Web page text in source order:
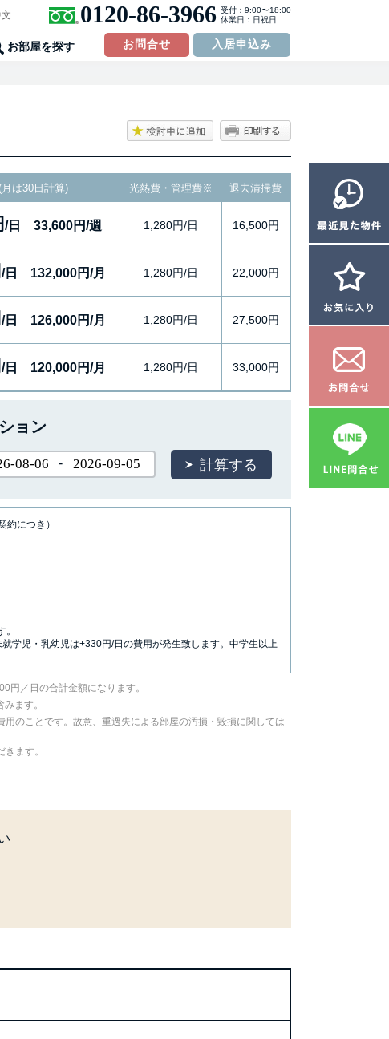
0120-86-3966 受付：9:00〜18:00
休業日：日祝日
お部屋を探す お問合せ 入居申込み
は30日計算) 光熱費・管理費※ 退去清掃費
/日 33,600円/週 1,280円/日 16,500円
/日 132,000円/月 1,280円/日 22,000円
/日 126,000円/月 1,280円/日 27,500円
/日 120,000円/月 1,280円/日 33,000円
ョン
-
約につき）
学児・乳幼児は+330円/日の費用が発生致します。中学生以上
円／日の合計金額になります。
ます。
用のことです。故意、重過失による部屋の汚損・毀損に関しては
ます。